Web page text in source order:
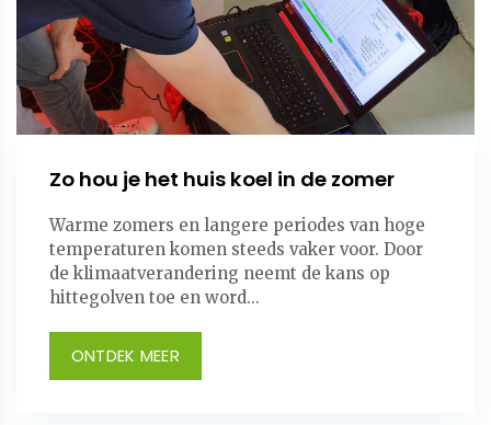
Zo hou je het huis koel in de zomer
Warme zomers en langere periodes van hoge
temperaturen komen steeds vaker voor. Door
de klimaatverandering neemt de kans op
hittegolven toe en word...
ONTDEK MEER